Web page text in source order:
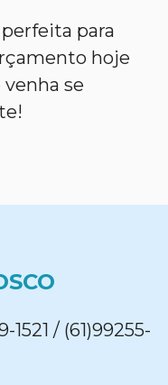
perfeita para
hoje
se
1521 / (61)99255-